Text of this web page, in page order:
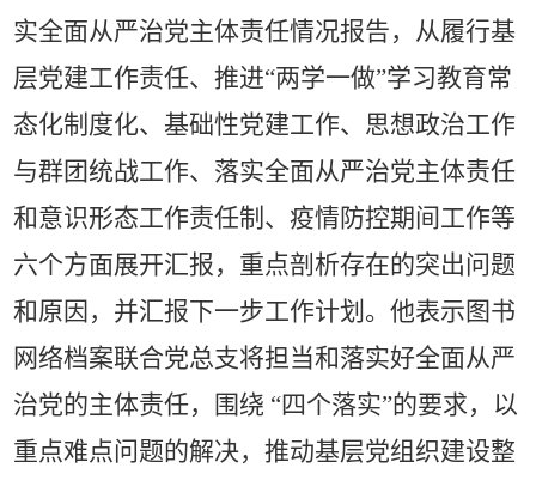
实全面从严治党主体责任情况报告，从履行基
层党建工作责任、推进“两学一做”学习教育常
态化制度化、基础性党建工作、思想政治工作
与群团统战工作、落实全面从严治党主体责任
和意识形态工作责任制、疫情防控期间工作等
六个方面展开汇报，重点剖析存在的突出问题
和原因，并汇报下一步工作计划。他表示图书
网络档案联合党总支将担当和落实好全面从严
治党的主体责任，围绕 “四个落实”的要求，以
重点难点问题的解决，推动基层党组织建设整